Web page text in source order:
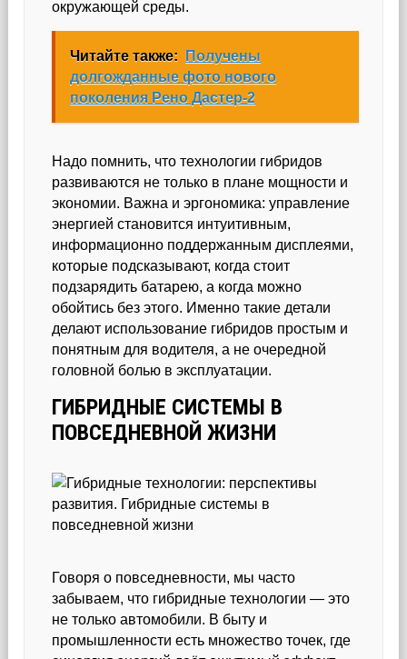
окружающей среды.
Читайте также:
Получены
долгожданные фото нового
поколения Рено Дастер-2
Надо помнить, что технологии гибридов
развиваются не только в плане мощности и
экономии. Важна и эргономика: управление
энергией становится интуитивным,
информационно поддержанным дисплеями,
которые подсказывают, когда стоит
подзарядить батарею, а когда можно
обойтись без этого. Именно такие детали
делают использование гибридов простым и
понятным для водителя, а не очередной
головной болью в эксплуатации.
ГИБРИДНЫЕ СИСТЕМЫ В
ПОВСЕДНЕВНОЙ ЖИЗНИ
Говоря о повседневности, мы часто
забываем, что гибридные технологии — это
не только автомобили. В быту и
промышленности есть множество точек, где